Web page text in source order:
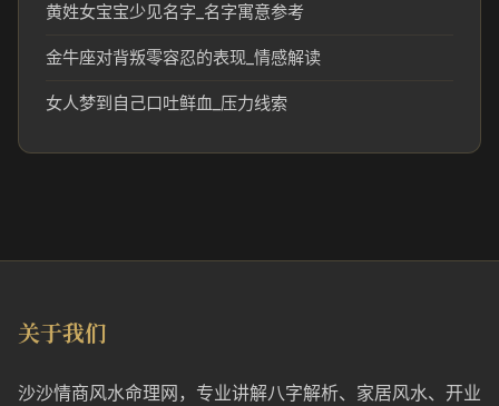
黄姓女宝宝少见名字_名字寓意参考
金牛座对背叛零容忍的表现_情感解读
女人梦到自己口吐鲜血_压力线索
关于我们
沙沙情商风水命理网，专业讲解八字解析、家居风水、开业